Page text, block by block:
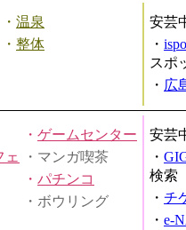
・ 温泉
・ 整体
安芸
・
スポ
・ 広
・ ゲームセンター
ェ
・マンガ喫茶
・ パチンコ
・ボウリング
安芸
・
検索
・ チ
・ e-